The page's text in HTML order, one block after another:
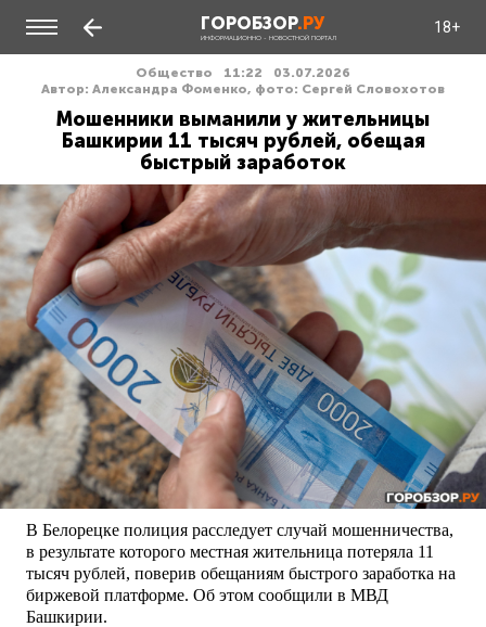
ГОРОБЗОР.РУ
ИНФОРМАЦИОННО - НОВОСТНОЙ ПОРТАЛ
18+
Общество 11:22
03.07.2026
Автор: Александра Фоменко, фото: Сергей Словохотов
Мошенники выманили у жительницы
Башкирии 11 тысяч рублей, обещая
быстрый заработок
В Белорецке полиция расследует случай мошенничества,
в результате которого местная жительница потеряла 11
тысяч рублей, поверив обещаниям быстрого заработка на
биржевой платформе. Об этом сообщили в МВД
Башкирии.